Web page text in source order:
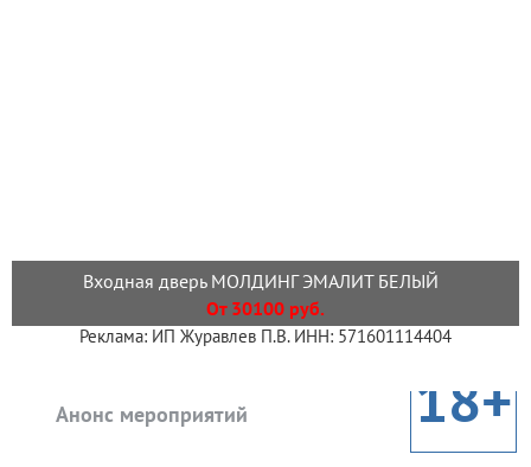
Входная дверь МОЛДИНГ ЭМАЛИТ БЕЛЫЙ
От 30100 руб.
Реклама: ИП Журавлев П.В. ИНН: 571601114404
Анонс мероприятий 18+